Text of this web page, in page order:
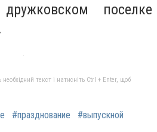
поселке
текст і натисніть Ctrl + Enter, щоб
#празднование
#выпускной